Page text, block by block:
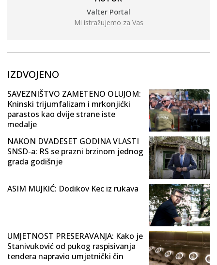
Valter Portal
Mi istražujemo za Vas
IZDVOJENO
SAVEZNIŠTVO ZAMETENO OLUJOM:
Kninski trijumfalizam i mrkonjićki
parastos kao dvije strane iste
medalje
NAKON DVADESET GODINA VLASTI
SNSD-a: RS se prazni brzinom jednog
grada godišnje
ASIM MUJKIĆ: Dodikov Kec iz rukava
UMJETNOST PRESERAVANJA: Kako je
Stanivuković od pukog raspisivanja
tendera napravio umjetnički čin